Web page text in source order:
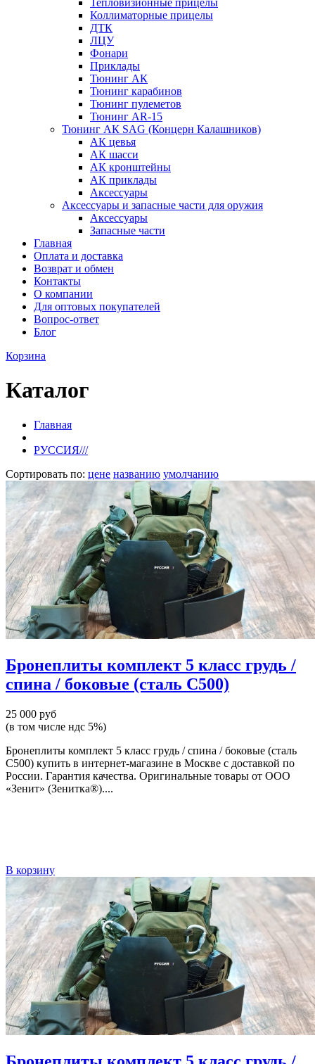
Тепловизионные прицелы
Коллиматорные прицелы
ДТК
ЛЦУ
Фонари
Приклады
Тюнинг АК
Тюнинг карабинов
Тюнинг пулеметов
Тюнинг AR-15
Тюнинг АК SAG (Концерн Калашников)
АК цевья
АК шасси
АК кронштейны
АК приклады
Аксессуары
Аксессуары и запасные части для оружия
Аксессуары
Запасные части
Главная
Оплата и доставка
Возврат и обмен
Контакты
О компании
Для оптовых покупателей
Вопрос-ответ
Блог
Корзина
Каталог
Главная
РУССИЯ///
Сортировать по: цене названию умолчанию
Бронеплиты комплект 5 класс грудь /
спина / боковые (сталь С500)
25 000 руб
(в том числе ндс 5%)
Бронеплиты комплект 5 класс грудь / спина / боковые (сталь
С500) купить в интернет-магазине в Москве с доставкой по
России. Гарантия качества. Оригинальные товары от ООО
«Зенит» (Зенитка®)....
В корзину